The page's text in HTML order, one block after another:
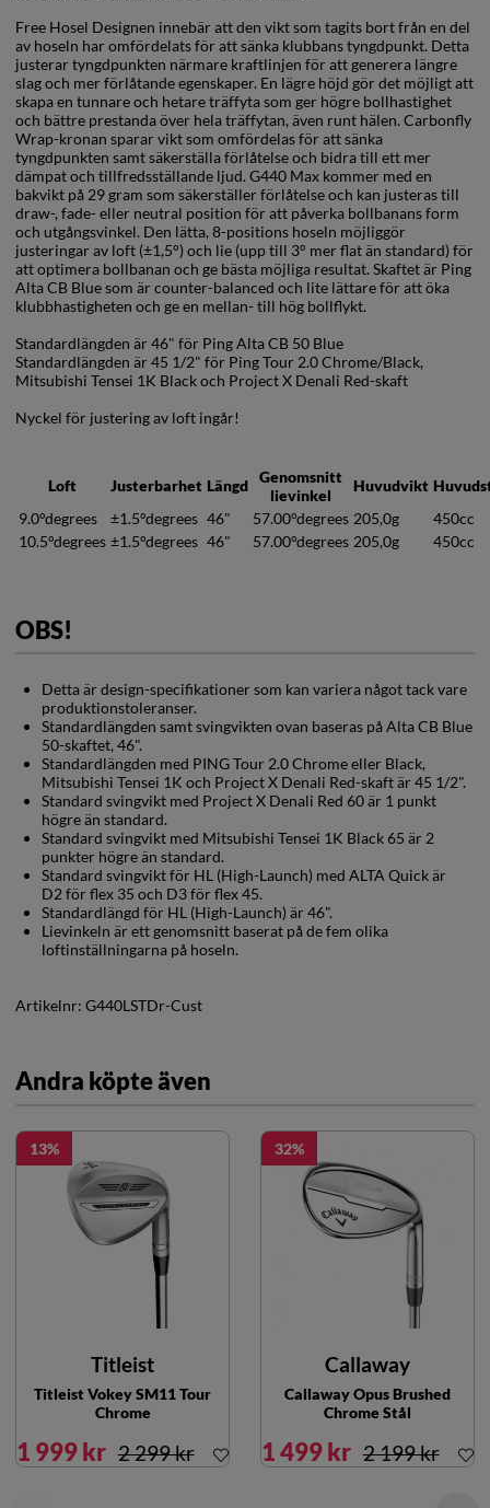
Free Hosel Designen innebär att den vikt som tagits bort från en del
av hoseln har omfördelats för att sänka klubbans tyngdpunkt. Detta
justerar tyngdpunkten närmare kraftlinjen för att generera längre
slag och mer förlåtande egenskaper. En lägre höjd gör det möjligt att
skapa en tunnare och hetare träffyta som ger högre bollhastighet
och bättre prestanda över hela träffytan, även runt hälen. Carbonfly
Wrap-kronan sparar vikt som omfördelas för att sänka
tyngdpunkten samt säkerställa förlåtelse och bidra till ett mer
dämpat och tillfredsställande ljud. G440 Max kommer med en
bakvikt på 29 gram som säkerställer förlåtelse och kan justeras till
draw-, fade- eller neutral position för att påverka bollbanans form
och utgångsvinkel. Den lätta, 8-positions hoseln möjliggör
justeringar av loft (±1,5°) och lie (upp till 3° mer flat än standard) för
att optimera bollbanan och ge bästa möjliga resultat. Skaftet är Ping
Alta CB Blue som är counter-balanced och lite lättare för att öka
klubbhastigheten och ge en mellan- till hög bollflykt.
Standardlängden är 46" för Ping Alta CB 50 Blue
Standardlängden är 45 1/2" för Ping Tour 2.0 Chrome/Black,
Mitsubishi Tensei 1K Black och Project X Denali Red-skaft
Nyckel för justering av loft ingår!
Loft Justerbarhet Längd Genomsnitt
lievinkel
Huvudvikt
9.0°degrees ±1.5°degrees 46" 57.00°degrees 205,0g
450cc
10.5°degrees ±1.5°degrees 46" 57.00°degrees 205,0g 450cc
OBS!
Detta är design-specifikationer som kan variera något tack vare
produktionstoleranser.
Standardlängden samt svingvikten ovan baseras på Alta CB Blue
50-skaftet, 46".
Standardlängden med PING Tour 2.0 Chrome eller Black,
Mitsubishi Tensei 1K och Project X Denali Red-skaft är 45 1/2".
Standard svingvikt med Project X Denali Red 60 är 1 punkt
högre än standard.
Standard svingvikt med Mitsubishi Tensei 1K Black 65 är 2
punkter högre än standard.
Standard svingvikt för HL (High-Launch) med ALTA Quick är
D2 för flex 35 och D3 för flex 45.
Standardlängd för HL (High-Launch) är 46".
Lievinkeln är ett genomsnitt baserat på de fem olika
loftinställningarna på hoseln.
Artikelnr: G440LSTDr-Cust
Andra köpte även
13
Titleist
Titleist Vokey SM11 Tour
Chrome
1 999 kr 2 299 kr
32
Callaway
Callaway Opus Brushed
Chrome Stål
1 499 kr 2 199 kr